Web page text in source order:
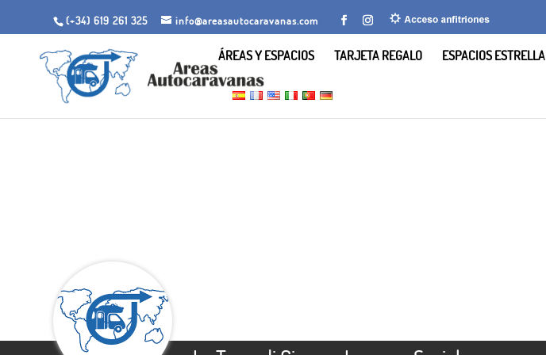
(+34) 619 261 325 info@areasautocaravanas.com
ÁREAS Y ESPACIOS TARJETA REGALO ESPACIOS ESTRELLA